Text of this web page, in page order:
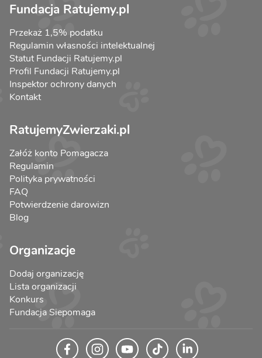
Fundacja Ratujemy.pl
Przekaż 1,5% podatku
Regulamin własności intelektualnej
Statut Fundacji Ratujemy.pl
Profil Fundacji Ratujemy.pl
Inspektor ochrony danych
Kontakt
RatujemyZwierzaki.pl
Załóż konto Pomagacza
Regulamin
Polityka prywatności
FAQ
Potwierdzenie darowizn
Blog
Organizacje
Dodaj organizację
Lista organizacji
Konkurs
Fundacja Siepomaga